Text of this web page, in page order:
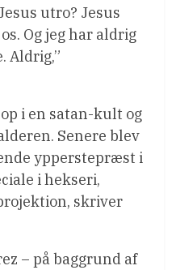
utro? Jesus
Og jeg har aldrig
Aldrig,”
i en satan-kult og
Senere blev
ypperstepræst i
i hekseri,
skriver
– på baggrund af